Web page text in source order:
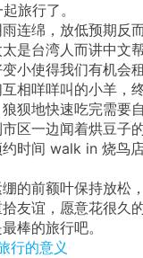
旅行了。
连绵，放低预期反
是台湾人而讲中文
小使得我们有机会
相咩咩叫的小羊，
狈地快速吃完需要
区一边闻着烘豆子
时间 walk in 烧鸟
的前额叶保持放松
拾友谊，愿意花很久
棒的旅行吧。
行的意义